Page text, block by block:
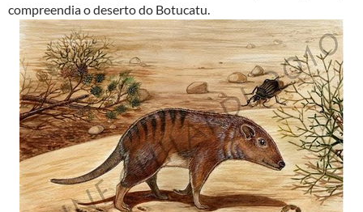
compreendia o deserto do Botucatu.